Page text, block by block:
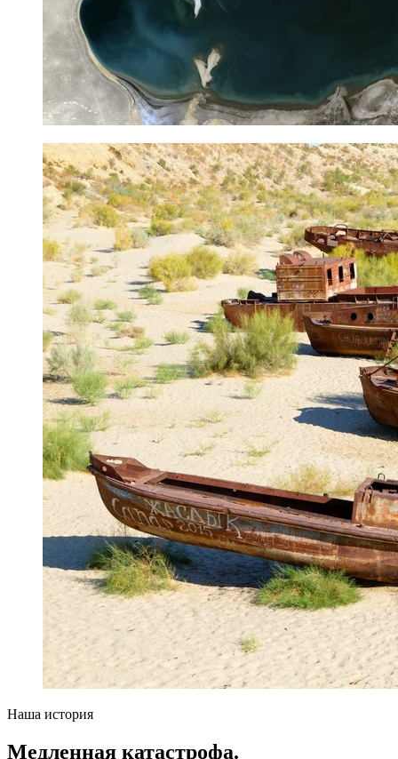
Наша история
Медленная катастрофа.